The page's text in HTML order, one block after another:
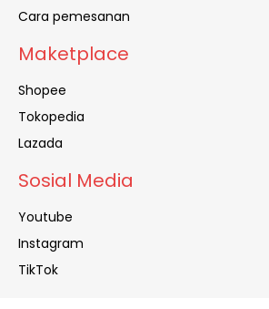
Cara pemesanan
Maketplace
Shopee
Tokopedia
Lazada
Sosial Media
Youtube
Instagram
TikTok